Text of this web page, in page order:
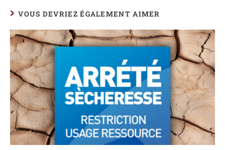
VOUS DEVRIEZ ÉGALEMENT AIMER